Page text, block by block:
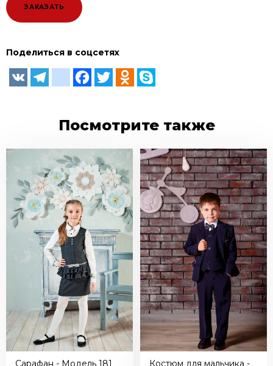
ЗАКАЗАТЬ
Поделиться в соцсетях
Посмотрите также
Сарафан - Модель 181 Костюм для мальчика -